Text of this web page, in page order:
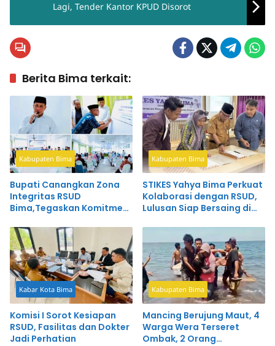
Lagi, Tender Kantor KPUD Disorot
Berita Bima terkait:
Kabupaten Bima
Bupati Canangkan Zona
Integritas RSUD
Bima,Tegaskan Komitmen
Bersih dan Profesional
Kabupaten Bima
STIKES Yahya Bima Perkuat
Kolaborasi dengan RSUD,
Lulusan Siap Bersaing di
Kabar Kota Bima
Komisi I Sorot Kesiapan
RSUD, Fasilitas dan Dokter
Jadi Perhatian
Kabupaten Bima
Mancing Berujung Maut, 4
Warga Wera Terseret
Ombak, 2 Orang